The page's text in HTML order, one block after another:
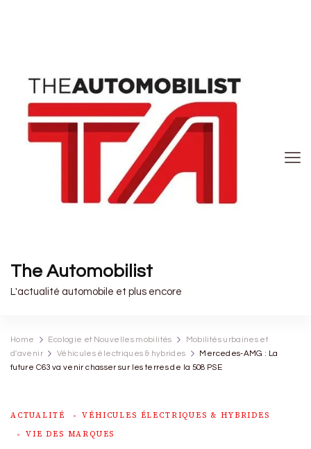
The Automobilist
L'actualité automobile et plus encore
Home Ecologie et Nouvelles mobilités
Mobilités urbaines et
d'avenir
Véhicules électriques & hybrides
Mercedes-AMG : La
future C63 va venir chasser sur les terres de la 508 PSE
ACTUALITÉ
VÉHICULES ÉLECTRIQUES & HYBRIDES
VIE DES MARQUES